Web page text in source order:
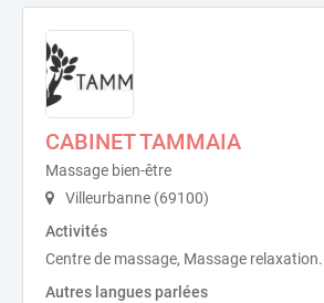
CABINET TAMMAIA
Massage bien-être
Villeurbanne (69100)
Activités
Centre de massage, Massage relaxation.
Autres langues parlées